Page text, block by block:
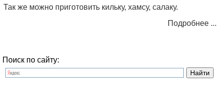
Так же можно приготовить кильку, хамсу, салаку.
Подробнее ...
Поиск по сайту: